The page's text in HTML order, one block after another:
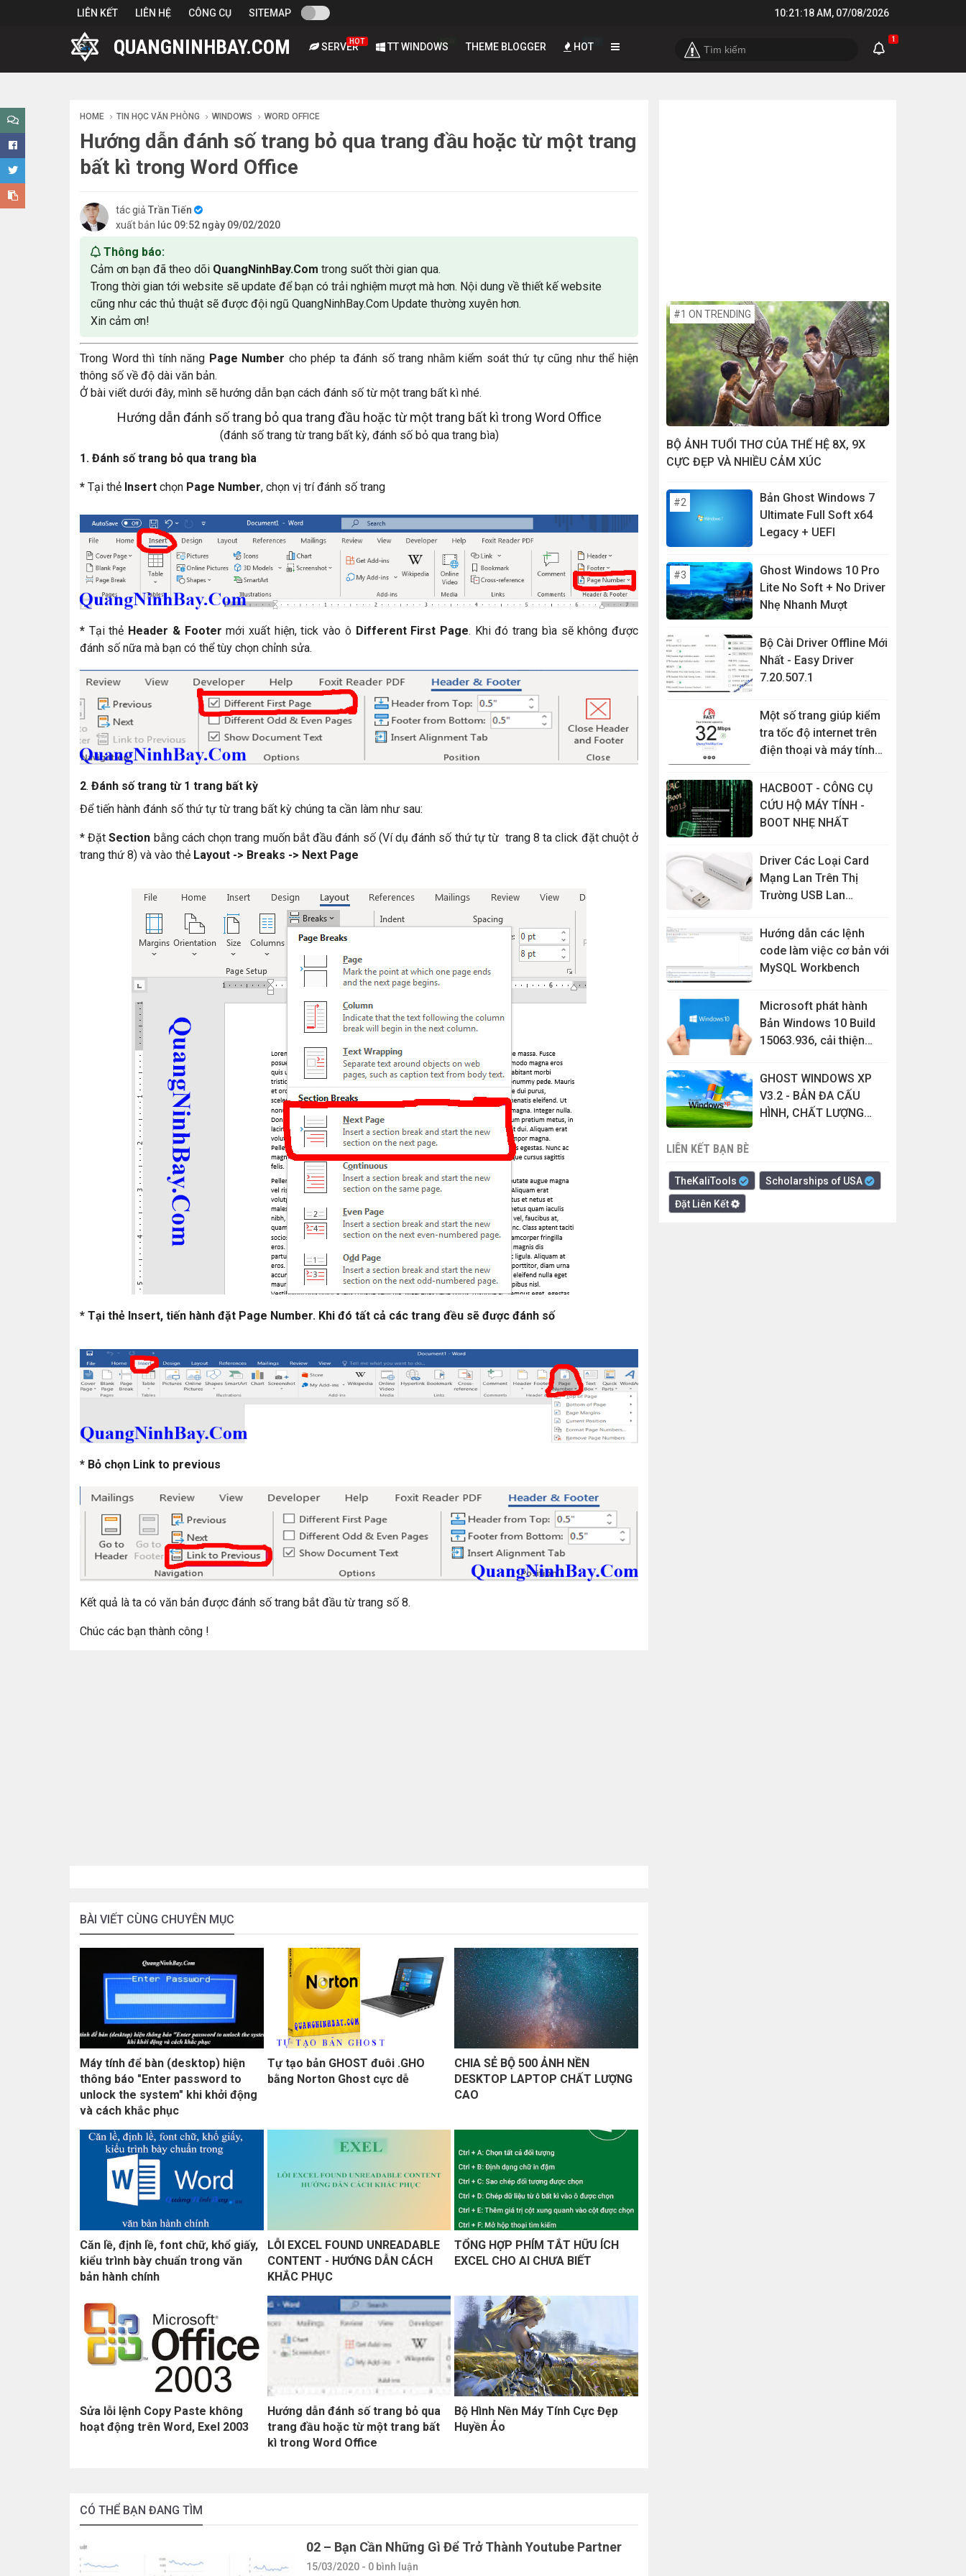
LIÊN KẾT LIÊN HỆ CÔNG CỤ SITEMAP 10:21:19 AM, 07/08/2026
QUANGNINHBAY.COM SERVERHOT TT WINDOWS
NEW THEME BLOGGER HOT
NEW 1
HOME TIN HỌC VĂN PHÒNG WINDOWS WORD OFFICE
Hướng dẫn đánh số trang bỏ qua trang đầu hoặc từ một trang
bất kì trong Word Office
tác giả Trần Tiến
xuất bản lúc 09:52 ngày 09/02/2020
Thông báo:
Cảm ơn bạn đã theo dõi QuangNinhBay.Com trong suốt thời gian qua.
Trong thời gian tới website sẽ update để bạn có trải nghiệm mượt mà hơn. Nội dung về thiết kế website
cũng như các thủ thuật sẽ được đội ngũ QuangNinhBay.Com Update thường xuyên hơn.
Xin cảm ơn!
Trong Word thì tính năng Page Number cho phép ta đánh số trang nhằm kiểm soát thứ tự cũng như thể hiện
thông số về độ dài văn bản.
Ở bài viết dưới đây, mình sẽ hướng dẫn bạn cách đánh số từ một trang bất kì nhé.
Hướng dẫn đánh số trang bỏ qua trang đầu hoặc từ một trang bất kì trong Word Office
(đánh số trang từ trang bất kỳ, đánh số bỏ qua trang bìa)
1. Đánh số trang bỏ qua trang bìa
* Tại thẻ Insert chọn Page Number, chọn vị trí đánh số trang
* Tại thẻ Header & Footer mới xuất hiện, tick vào ô Different First Page. Khi đó trang bìa sẽ không được
đánh số nữa mà bạn có thể tùy chọn chỉnh sửa.
2. Đánh số trang từ 1 trang bất kỳ
Để tiến hành đánh số thứ tự từ trang bất kỳ chúng ta cần làm như sau:
* ĐặtSection bằng cách chọn trang muốn bắt đầu đánh số (Ví dụ đánh số thứ tự từ trang 8 ta click đặt chuột ở
trang thứ 8) và vào thẻ Layout -> Breaks -> Next Page
* Tại thẻ Insert, tiến hành đặt Page Number. Khi đó tất cả các trang đều sẽ được đánh số
* Bỏ chọn Link to previous
Kết quả là ta có văn bản được đánh số trang bắt đầu từ trang số 8.
Chúc các bạn thành công !
BÀI VIẾT CÙNG CHUYÊN MỤC
Máy tính để bàn (desktop) hiện
thông báo "Enter password to
unlock the system" khi khởi động
và cách khắc phục
Tự tạo bản GHOST đuôi .GHO
bằng Norton Ghost cực dễ
CHIA SẺ BỘ 500 ẢNH NỀN
DESKTOP LAPTOP CHẤT LƯỢNG
CAO
Căn lề, định lề, font chữ, khổ giấy,
kiểu trình bày chuẩn trong văn
bản hành chính
LỖI EXCEL FOUND UNREADABLE
CONTENT - HƯỚNG DẪN CÁCH
KHẮC PHỤC
TỔNG HỢP PHÍM TẮT HỮU ÍCH
EXCEL CHO AI CHƯA BIẾT
Sửa lỗi lệnh Copy Paste không
hoạt động trên Word, Exel 2003
Hướng dẫn đánh số trang bỏ qua
trang đầu hoặc từ một trang bất
kì trong Word Office
Bộ Hình Nền Máy Tính Cực Đẹp
Huyền Ảo
CÓ THỂ BẠN ĐANG TÌM
02 – Bạn Cần Những Gì Để Trở Thành Youtube Partner
15/03/2020 - 0 bình luận
BỘ ẢNH TUỔI THƠ CỦA THẾ HỆ 8X, 9X
CỰC ĐẸP VÀ NHIỀU CẢM XÚC
Bản Ghost Windows 7
Ultimate Full Soft x64
Legacy + UEFI
Ghost Windows 10 Pro
Lite No Soft + No Driver
Nhẹ Nhanh Mượt
Bộ Cài Driver Offline Mới
Nhất - Easy Driver
7.20.507.1
Một số trang giúp kiểm
tra tốc độ internet trên
điện thoại và máy tính
HACBOOT - CÔNG CỤ
CỨU HỘ MÁY TÍNH -
BOOT NHẸ NHẤT
Driver Các Loại Card
Mạng Lan Trên Thị
Trường USB Lan
Hướng dẫn các lệnh
code làm việc cơ bản với
MySQL Workbench
Microsoft phát hành
Bản Windows 10 Build
15063.936, cải thiện
lỗi
GHOST WINDOWS XP
V3.2 - BẢN ĐA CẤU
HÌNH, CHẤT LƯỢNG
LIÊN KẾT BẠN BÈ
TheKaliTools
Scholarships of USA
Đặt Liên Kết